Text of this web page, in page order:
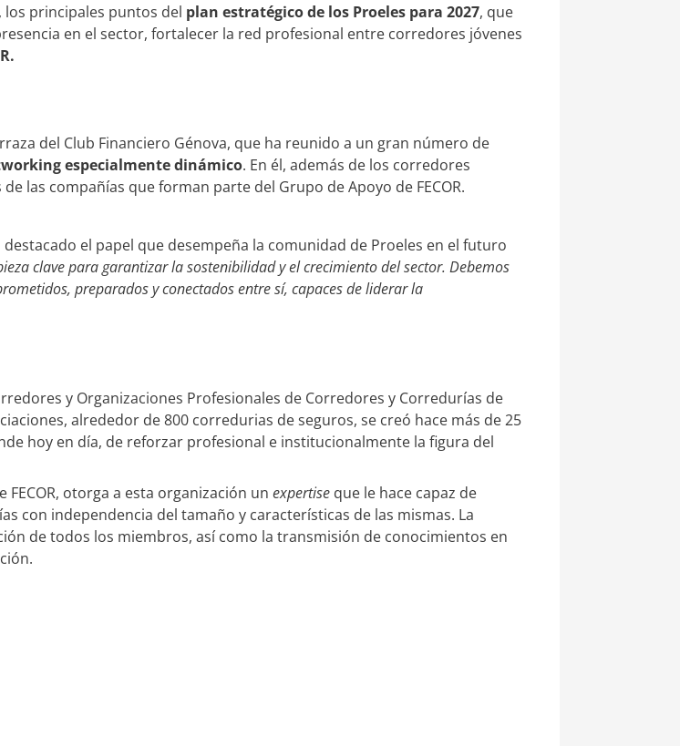
los principales puntos del plan estratégico de los Proeles para 2027, que
en el sector, fortalecer la red profesional entre corredores jóvenes
del Club Financiero Génova, que ha reunido a un gran número de
especialmente dinámico. En él, además de los corredores
las compañías que forman parte del Grupo de Apoyo de FECOR.
destacado el papel que desempeña la comunidad de Proeles en el futuro
clave para garantizar la sostenibilidad y el crecimiento del sector. Debemos
preparados y conectados entre sí, capaces de liderar la
y Organizaciones Profesionales de Corredores y Corredurías de
alrededor de 800 corredurias de seguros, se creó hace más de 25
hoy en día, de reforzar profesional e institucionalmente la figura del
otorga a esta organización un expertise que le hace capaz de
con independencia del tamaño y características de las mismas. La
de todos los miembros, así como la transmisión de conocimientos en